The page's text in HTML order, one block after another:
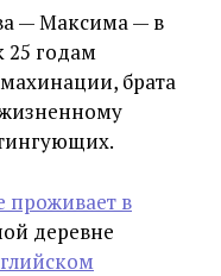
— Максима — в
25 годам
брата
проживает в
деревне